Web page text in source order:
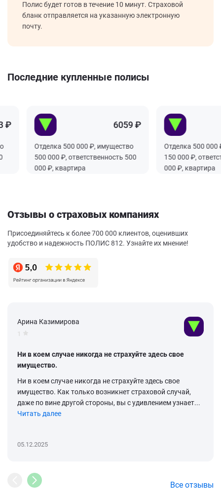
Полис будет готов в течение 10 минут. Страховой
бланк отправляется на указанную электронную
почту.
Последние купленные полисы
6059 ₽
Отделка 500 000 ₽, имущество
500 000 ₽, ответственность 500
000 ₽, квартира
Отделка 500 000
150 000 ₽,
000 ₽, квартира
Отзывы о страховых компаниях
Присоединяйтесь к более 700 000 клиентов, оценивших
удобство и надежность ПОЛИС 812. Узнайте их мнение!
Арина Казимирова
1
Ни в коем случае никогда не страхуйте здесь свое
имущество.
Ни в коем случае никогда не страхуйте здесь свое
имущество. Как только возникнет страховой случай,
даже по вине другой стороны, вы с удивлением узнает...
Читать далее
05.12.2025
Все отзывы